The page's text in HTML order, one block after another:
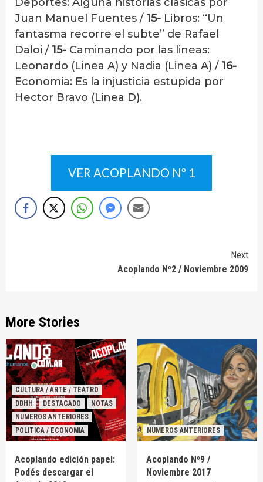
Juan Manuel Fuentes / 15- Libros: “Un
fantasma recorre el subte” de Rafael
Daloi / 15- Caminando por las lineas:
Leonardo (Linea A) y Nadia (Linea A) / 16-
Economia: Es la injusticia estupida por
Hector Bravo (Linea D).
VER ACOPLANDO Nº 1
Next
Acoplando Nº2 / Noviembre 2009
More Stories
CULTURA / ARTE / TEATRO
DDHH
DESTACADO
NOTAS
NUMEROS ANTERIORES
POLITICA / ECONOMIA
Acoplando edición papel:
Podés descargar el
NUMEROS ANTERIORES
Acoplando Nº9 /
Noviembre 2017